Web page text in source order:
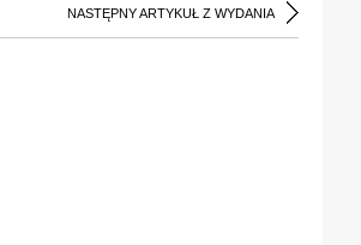
NASTĘPNY ARTYKUŁ Z WYDANIA